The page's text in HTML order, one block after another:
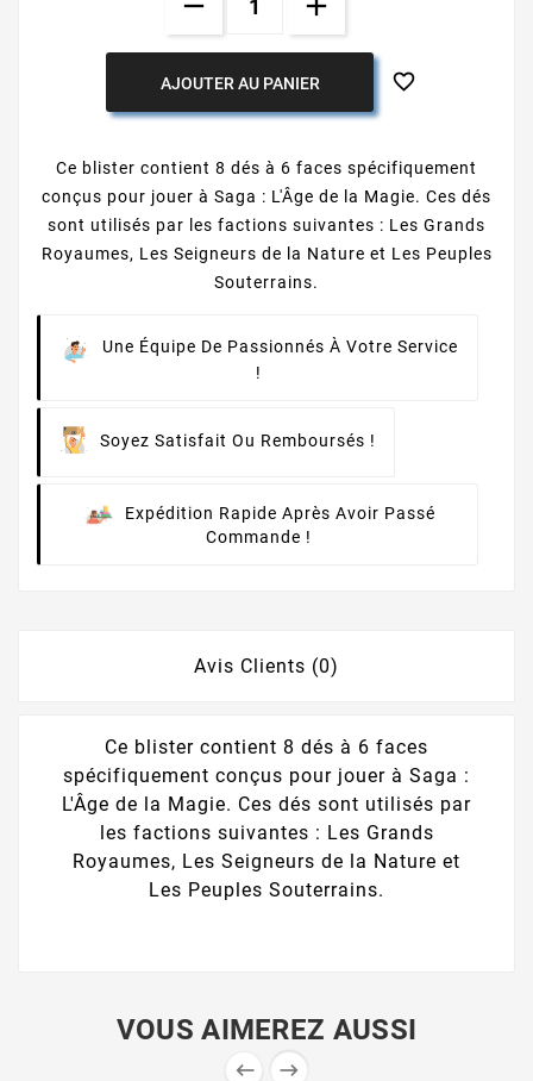
AJOUTER AU PANIER 
Ce blister contient 8 dés à 6 faces spécifiquement
conçus pour jouer à Saga : L'Âge de la Magie. Ces dés
sont utilisés par les factions suivantes : Les Grands
Royaumes, Les Seigneurs de la Nature et Les Peuples
Souterrains.
Une Équipe De Passionnés À Votre Service
!
Soyez Satisfait Ou Remboursés !
Expédition Rapide Après Avoir Passé
Commande !
Avis Clients (0)
Ce blister contient 8 dés à 6 faces
spécifiquement conçus pour jouer à Saga :
L'Âge de la Magie. Ces dés sont utilisés par
les factions suivantes : Les Grands
Royaumes, Les Seigneurs de la Nature et
Les Peuples Souterrains.
VOUS AIMEREZ AUSSI
 